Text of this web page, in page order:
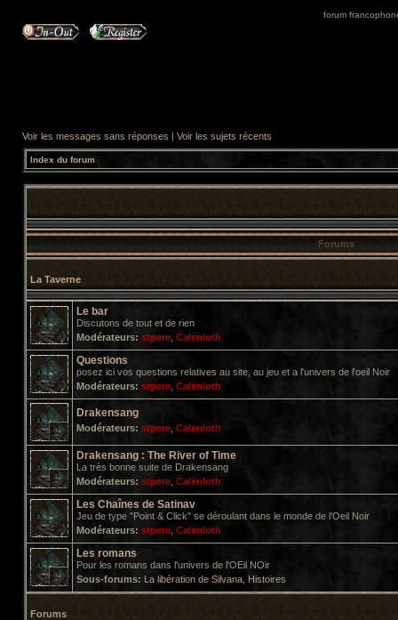
forum
Voir les messages sans réponses | Voir les sujets récents
Index du forum
Forums
La Taverne
Le bar
Discutons de tout et de rien
Modérateurs: stpere Calenloth
Questions
posez ici vos questions relatives au site, au jeu et a l'univers de l'oeil Noir
Modérateurs: stpere Calenloth
Drakensang
Modérateurs: stpere Calenloth
Drakensang : The River of Time
La très bonne suite de Drakensang
Modérateurs: stpere Calenloth
Les Chaînes de Satinav
Jeu de type "Point & Click" se déroulant dans le monde de l'Oeil Noir
Modérateurs: stpere Calenloth
Les romans
Pour les romans dans l'univers de l'OEil NOir
Sous-forums: La libération de Silvana Histoires
Forums